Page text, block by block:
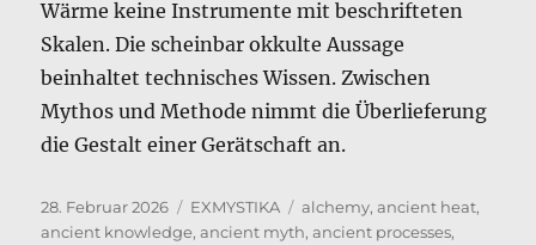
Wärme keine Instrumente mit beschrifteten
Skalen. Die scheinbar okkulte Aussage
beinhaltet technisches Wissen. Zwischen
Mythos und Methode nimmt die Überlieferung
die Gestalt einer Gerätschaft an.
Veröffentlicht
am
28. Februar 2026 Kategorien
EXMYSTIKA Schlagwörter
alchemy,ancient heat,
ancient knowledge,ancient myth,ancient processes,